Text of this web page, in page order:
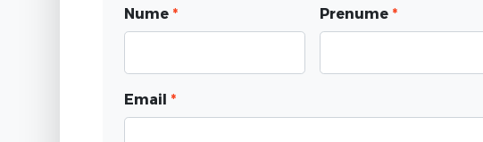
Nume * Prenume *
Email *